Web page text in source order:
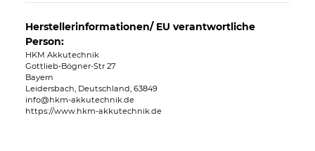
Herstellerinformationen/ EU verantwortliche
Person:
HKM Akkutechnik
Gottlieb-Bögner-Str 27
Bayern
Leidersbach, Deutschland, 63849
info@hkm-akkutechnik.de
https://www.hkm-akkutechnik.de